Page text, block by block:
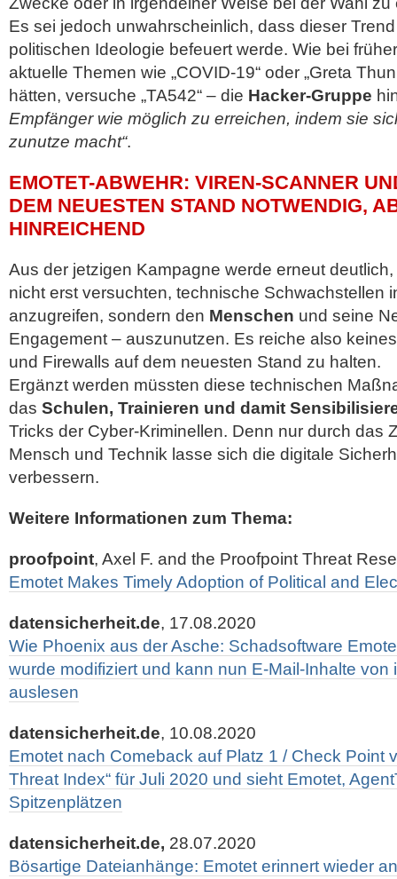
Es sei jedoch unwahrscheinlich, dass dieser
politischen Ideologie befeuert werde. Wie bei
aktuelle Themen wie „COVID-19“ oder „Greta
hätten, versuche „TA542“ – die Hacker-Gruppe
Empfänger wie möglich zu erreichen, indem sie
zunutze macht“.
EMOTET-ABWEHR: VIREN-SCANNER
DEM NEUESTEN STAND NOTWENDIG,
HINREICHEND
Aus der jetzigen Kampagne werde erneut
nicht erst versuchten, technische Schwachstellen
anzugreifen, sondern den Menschen und seine
Engagement – auszunutzen. Es reiche also
und Firewalls auf dem neuesten Stand zu halten.
Ergänzt werden müssten diese technischen
das Schulen, Trainieren und damit
Tricks der Cyber-Kriminellen. Denn nur durch das
Mensch und Technik lasse sich die digitale
verbessern.
Weitere Informationen zum Thema:
proofpoint, Axel F. and the Proofpoint Threat
Emotet Makes Timely Adoption of Political and
datensicherheit.de, 17.08.2020
Wie Phoenix aus der Asche: Schadsoftware
wurde modifiziert und kann nun E-Mail-Inhalte von
auslesen
datensicherheit.de, 10.08.2020
Emotet nach Comeback auf Platz 1 / Check Point
Threat Index“ für Juli 2020 und sieht Emotet,
Spitzenplätzen
datensicherheit.de, 28.07.2020
Bösartige Dateianhänge: Emotet erinnert wieder